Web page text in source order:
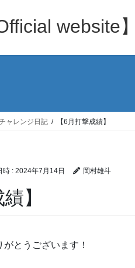
website】
ャレンジ日記 【6月打撃成績】
時 : 2024年7月14日 岡村雄斗
】
とうございます！